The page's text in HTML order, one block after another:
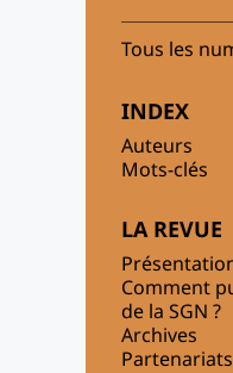
Tous les
INDEX
Auteurs
Mots-clés
LA REVUE
Comment
de la SGN ?
Archives
Partenariats